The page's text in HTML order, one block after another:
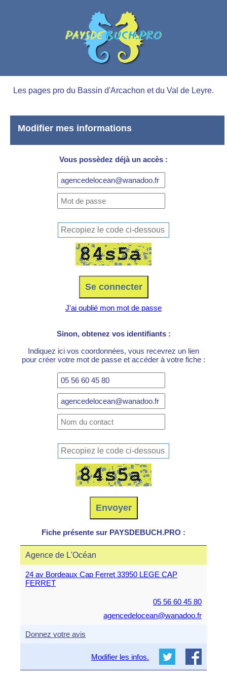
Les pages pro du Bassin d'Arcachon et du Val de Leyre.
Modifier mes informations
Vous possèdez déjà un accès :
J'ai oublié mon mot de passe
Sinon, obtenez vos identifiants :
Indiquez ici vos coordonnées, vous recevrez un lien
pour créer votre mot de passe et accéder à votre fiche :
Fiche présente sur PAYSDEBUCH.PRO :
Agence de L'Océan
24 av Bordeaux Cap Ferret 33950 LEGE CAP
FERRET
05 56 60 45 80
agencedelocean@wanadoo.fr
Donnez votre avis
Modifier les infos.